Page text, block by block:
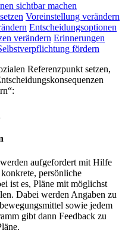
sichtbar machen
Voreinstellung verändern
Entscheidungsoptionen
verändern Erinnerungen
fördern
Referenzpunkt setzen,
aufgefordert mit Hilfe
persönliche
ist es, Pläne mit möglichst
Dabei werden Angaben zu
sowie jedem
gibt dann Feedback zu